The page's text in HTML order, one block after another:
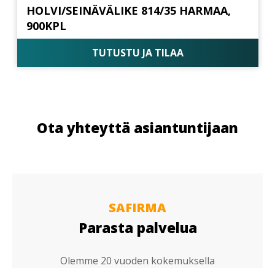
HOLVI/SEINÄVÄLIKE 814/35 HARMAA,
900KPL
TUTUSTU JA TILAA
Ota yhteyttä asiantuntijaan
SAFIRMA
Parasta palvelua
Olemme 20 vuoden kokemuksella